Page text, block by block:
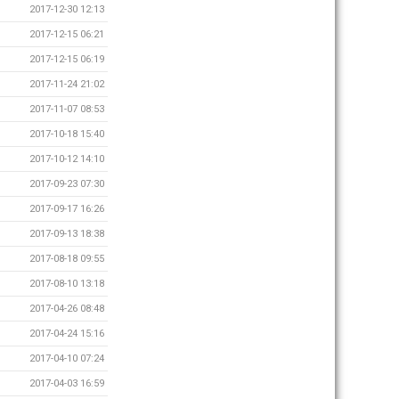
2017-12-30 12:13
2017-12-15 06:21
2017-12-15 06:19
2017-11-24 21:02
2017-11-07 08:53
2017-10-18 15:40
2017-10-12 14:10
2017-09-23 07:30
2017-09-17 16:26
2017-09-13 18:38
2017-08-18 09:55
2017-08-10 13:18
2017-04-26 08:48
2017-04-24 15:16
2017-04-10 07:24
2017-04-03 16:59